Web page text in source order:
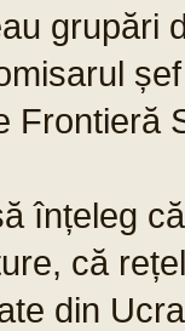
grupări
Frontieră
înțeleg
că
din